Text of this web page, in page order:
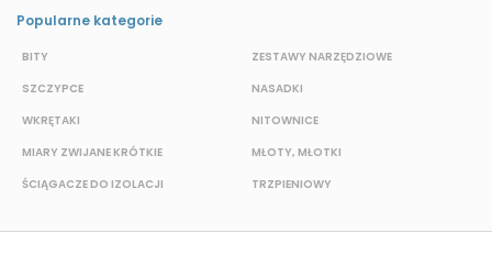
Popularne kategorie
BITY
SZCZYPCE
WKRĘTAKI
MIARY ZWIJANE KRÓTKIE
ŚCIĄGACZE DO IZOLACJI
ZESTAWY NARZĘDZIOWE
NASADKI
NITOWNICE
MŁOTY, MŁOTKI
TRZPIENIOWY